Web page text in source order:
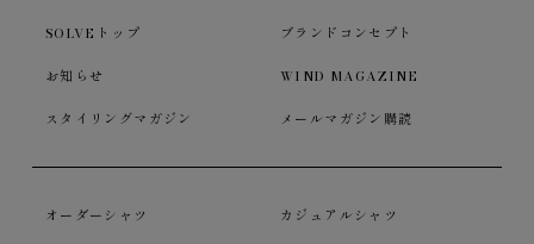
SOLVEトップ ブランドコンセプト
お知らせ WIND MAGAZINE
スタイリングマガジン メールマガジン購読
オーダーシャツ カジュアルシャツ